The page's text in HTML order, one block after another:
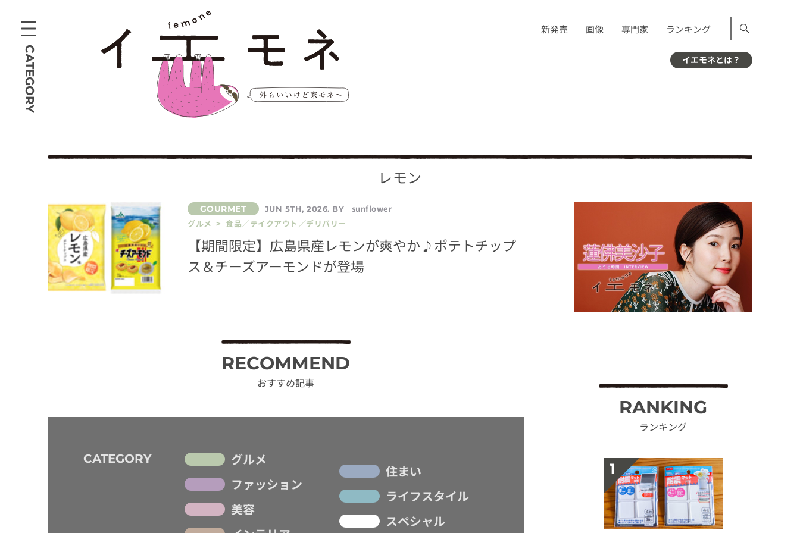
CATEGORY
新発売 画像 専門家 ランキング
イエモネとは？
レモン
JUN 5TH, 2026. BY
sunflower
グルメ > 食品／テイクアウト／デリバリー
【期間限定】広島県産レモンが爽やか♪ポテトチップ
ス＆チーズアーモンドが登場
RECOMMEND
おすすめ記事
CATEGORY
グルメ
ファッション
美容
住まい
ライフスタイル
スペシャル
RANKING
ランキング